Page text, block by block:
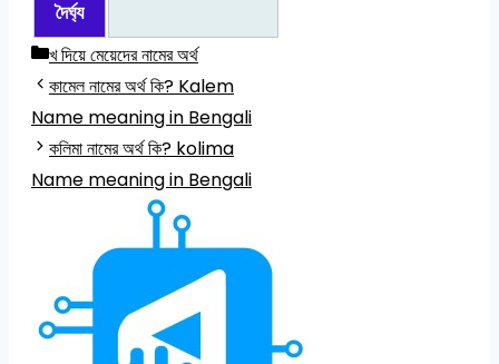
দৈর্ঘ্য
Categories
খ দিয়ে মেয়েদের নামের অর্থ
কামেল নামের অর্থ কি? Kalem
Name meaning in Bengali
কলিমা নামের অর্থ কি? kolima
Name meaning in Bengali